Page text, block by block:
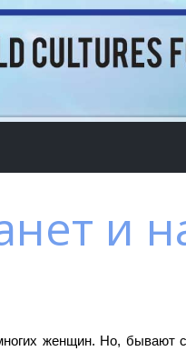
и
женщин. Но, бывают